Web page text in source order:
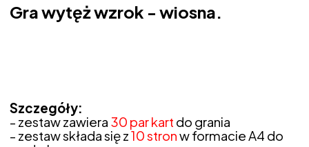
Gra wytęż wzrok - wiosna.
Szczegóły:
- zestaw zawiera 30 par kart do grania
- zestaw składa się z10 stronw formacie A4 do